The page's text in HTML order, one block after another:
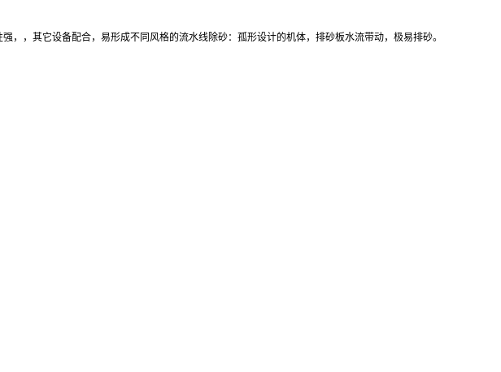
，其它设备配合，易形成不同风格的流水线除砂：孤形设计的机体，排砂板水流带动，极易排砂。